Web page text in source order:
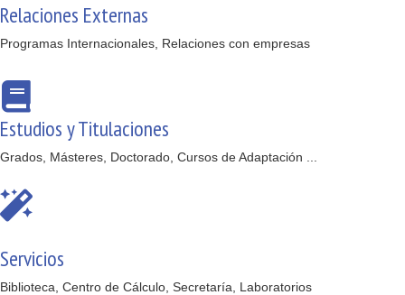
Relaciones Externas
Programas Internacionales, Relaciones con empresas
Estudios y Titulaciones
Grados, Másteres, Doctorado, Cursos de Adaptación ...
Servicios
Biblioteca, Centro de Cálculo, Secretaría, Laboratorios